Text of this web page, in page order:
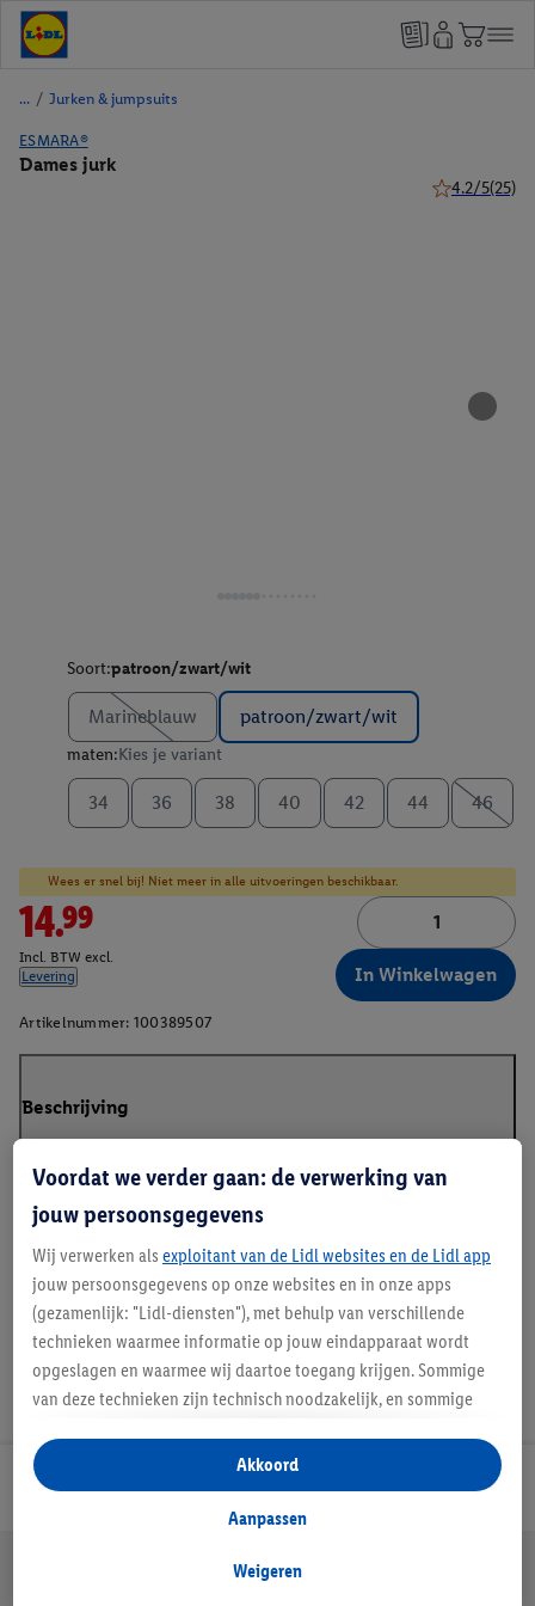
/ Jurken & jumpsuits
ESMARA®
Dames jurk
4.2/5(25)
Soort:patroon/zwart/wit
Marineblauw patroon/zwart/wit
maten:Kies je variant
34 36 38 40 42 44 46
Wees er snel bij! Niet meer in alle uitvoeringen beschikbaar.
14.99
Incl. BTW excl.
Levering
In Winkelwagen
Artikelnummer: 100389507
Beschrijving
Lidl Nieuwsbrief
Jouw voordelen bij ons als Lidl webshop klant
Voordat we verder gaan: de verwerking van
jouw persoonsgegevens
Wij verwerken als exploitant van de Lidl websites en de Lidl app
jouw persoonsgegevens op onze websites en in onze apps
(gezamenlijk: "Lidl-diensten"), met behulp van verschillende
technieken waarmee informatie op jouw eindapparaat wordt
opgeslagen en waarmee wij daartoe toegang krijgen. Sommige
van deze technieken zijn technisch noodzakelijk, en sommige
opslaan van voorkeursinstellingen, het verzamelen en
analyseren van statistieken of voor het tonen van
gepersonaliseerde reclame binnen en buiten de Lidl-diensten.
gegevens over jouw aankoopgedrag in de winkel ook voor de
Weigeren
Aanpassen
Akkoord